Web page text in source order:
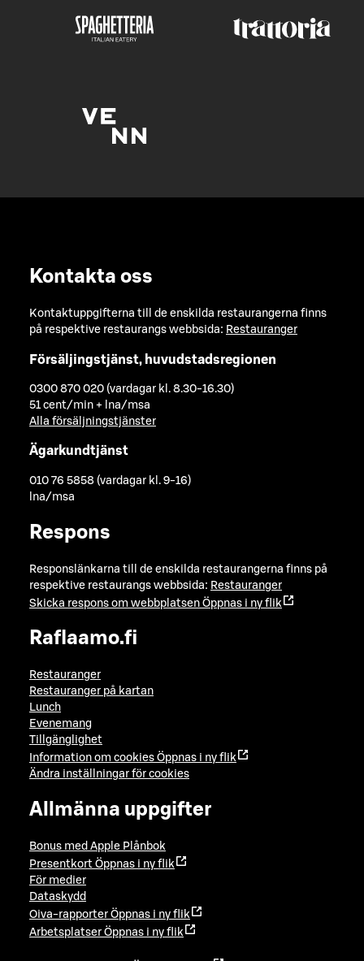
Kontakta oss
Kontaktuppgifterna till de enskilda restaurangerna finns
på respektive restaurangs webbsida: Restauranger
Försäljingstjänst, huvudstadsregionen
0300 870 020 (vardagar kl. 8.30-16.30)
51 cent/min + lna/msa
Alla försäljningstjänster
Ägarkundtjänst
010 76 5858 (vardagar kl. 9-16)
lna/msa
Respons
Responslänkarna till de enskilda restaurangerna finns på
respektive restaurangs webbsida: Restauranger
Skicka respons om webbplatsen Öppnas i ny flik
Raflaamo.fi
Restauranger
Restauranger på kartan
Lunch
Evenemang
Tillgänglighet
Information om cookies Öppnas i ny flik
Ändra inställningar för cookies
Allmänna uppgifter
Bonus med Apple Plånbok
Presentkort Öppnas i ny flik
För medier
Dataskydd
Oiva-rapporter Öppnas i ny flik
Arbetsplatser Öppnas i ny flik